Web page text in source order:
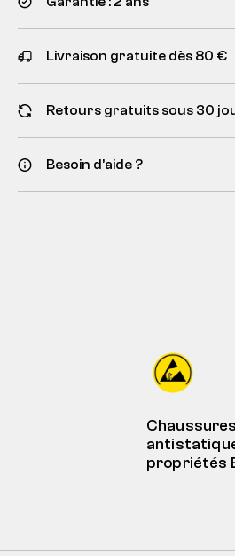
Livraison gratuite dès 80 €
Retours gratuits sous 30
Besoin d’aide ?
Chaussures
propriétés